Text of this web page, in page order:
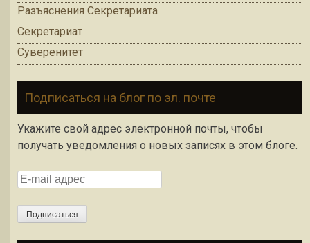
Разъяснения Секретариата
Секретариат
Суверенитет
Подписаться на блог по эл. почте
Укажите свой адрес электронной почты, чтобы
получать уведомления о новых записях в этом блоге.
E-mail адрес
Подписаться